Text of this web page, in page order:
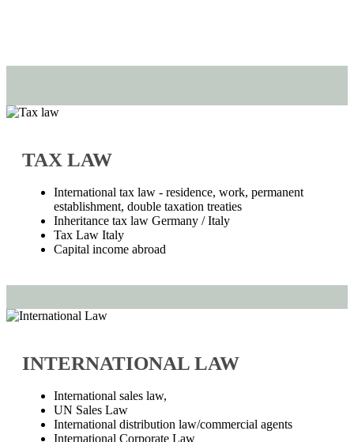
TAX LAW
International tax law - residence, work, permanent
establishment, double taxation treaties
Inheritance tax law Germany / Italy
Tax Law Italy
Capital income abroad
INTERNATIONAL LAW
International sales law,
UN Sales Law
International distribution law/commercial agents
International Corporate Law